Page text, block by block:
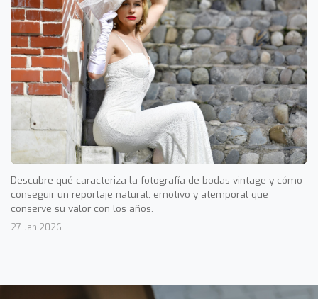
Descubre qué caracteriza la fotografía de bodas vintage y cómo
conseguir un reportaje natural, emotivo y atemporal que
conserve su valor con los años.
27 Jan 2026